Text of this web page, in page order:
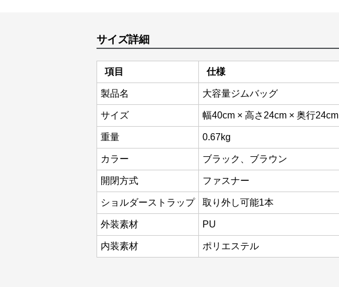
サイズ詳細
項目 仕様
製品名 大容量ジムバッグ
サイズ 幅40cm × 高さ24cm × 奥行24cm
重量 0.67kg
カラー ブラック、ブラウン
開閉方式 ファスナー
ショルダーストラップ 取り外し可能1本
外装素材 PU
内装素材 ポリエステル